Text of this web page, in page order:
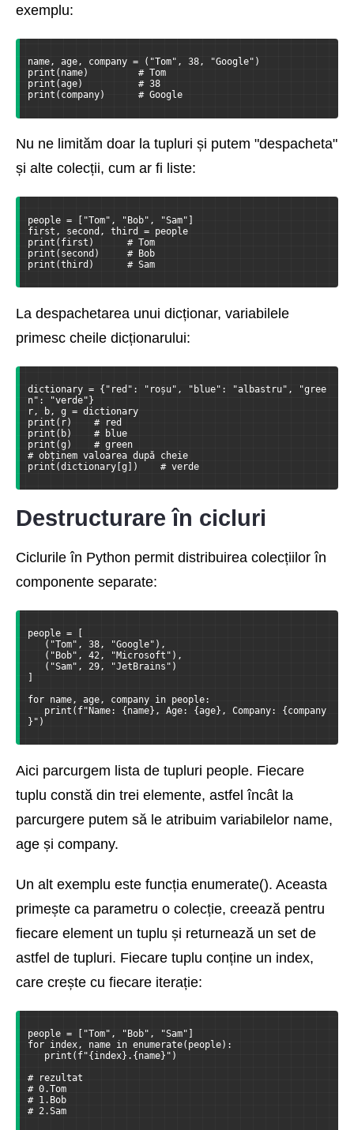
exemplu:
name, age, company = ("Tom", 38, "Google")
print(name)         # Tom
print(age)          # 38
print(company)      # Google
Nu ne limităm doar la tupluri și putem "despacheta"
și alte colecții, cum ar fi liste:
people = ["Tom", "Bob", "Sam"]
first, second, third = people
print(first)      # Tom
print(second)     # Bob
print(third)      # Sam
La despachetarea unui dicționar, variabilele
primesc cheile dicționarului:
dictionary = {"red": "roșu", "blue": "albastru", "gree
n": "verde"}
r, b, g = dictionary
print(r)    # red
print(b)    # blue
print(g)    # green
# obținem valoarea după cheie
print(dictionary[g])    # verde
Destructurare în cicluri
Ciclurile în Python permit distribuirea colecțiilor în
componente separate:
people = [
("Tom", 38, "Google"),
("Bob", 42, "Microsoft"),
("Sam", 29, "JetBrains")
for name, age, company in people:
print(f"Name: {name}, Age: {age}, Company: {company
}")
Aici parcurgem lista de tupluri people. Fiecare
tuplu constă din trei elemente, astfel încât la
parcurgere putem să le atribuim variabilelor name,
age și company.
Un alt exemplu este funcția enumerate(). Aceasta
primește ca parametru o colecție, creează pentru
fiecare element un tuplu și returnează un set de
astfel de tupluri. Fiecare tuplu conține un index,
care crește cu fiecare iterație:
people = ["Tom", "Bob", "Sam"]
for index, name in enumerate(people):
print(f"{index}.{name}")
# rezultat
# 0.Tom
# 1.Bob
# 2.Sam